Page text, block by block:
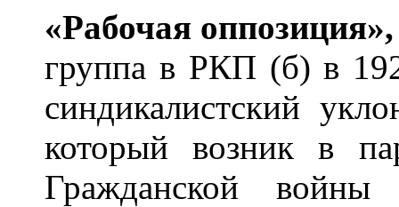
«Рабочая оппозиция»,
группа в РКП (б) в
синдикалистский
который возник в
Гражданской